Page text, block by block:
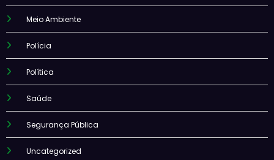
Meio Ambiente
Polícia
Política
Saúde
Segurança Pública
Uncategorized